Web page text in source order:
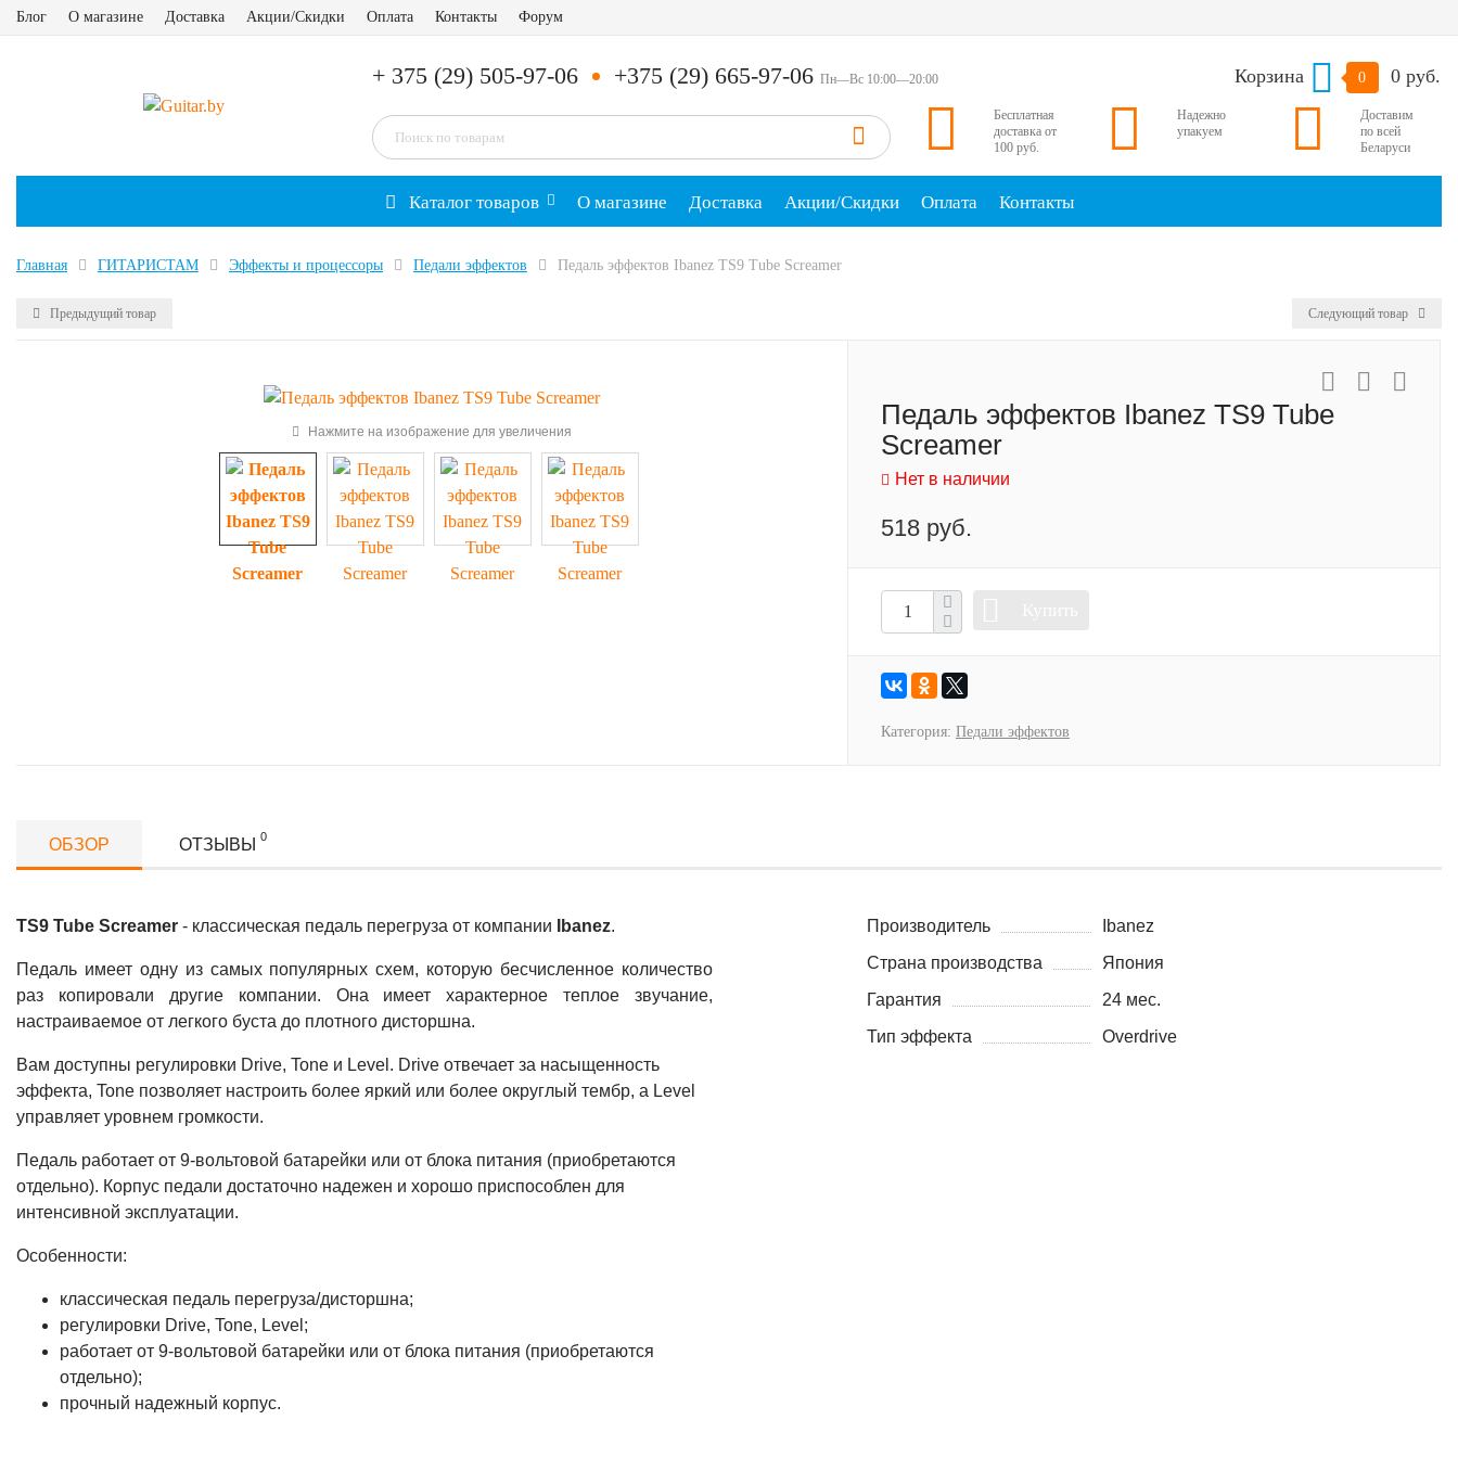
Блог О магазине Доставка Акции/Скидки Оплата Контакты Форум
+ 375 (29) 505-97-06 +375 (29) 665-97-06 Пн—Вс 10:00—20:00 Корзина 0 0 руб.
Бесплатная
доставка от
100 руб.
Надежно
упакуем
Доставим
по всей
Беларуси
Каталог товаров О магазине Доставка Акции/Скидки Оплата Контакты
Главная ГИТАРИСТАМ Эффекты и процессоры Педали эффектов Педаль эффектов Ibanez TS9 Tube Screamer
Предыдущий товар Следующий товар
Нажмите на изображение для увеличения
Педаль эффектов Ibanez TS9 Tube
Screamer
Нет в наличии
518 руб.
Категория: Педали эффектов
ОБЗОР ОТЗЫВЫ 0
TS9 Tube Screamer - классическая педаль перегруза от компании Ibanez.
Педаль имеет одну из самых популярных схем, которую бесчисленное количество
раз копировали другие компании. Она имеет характерное теплое звучание,
настраиваемое от легкого буста до плотного дисторшна.
Вам доступны регулировки Drive, Tone и Level. Drive отвечает за насыщенность
эффекта, Tone позволяет настроить более яркий или более округлый тембр, а Level
управляет уровнем громкости.
Педаль работает от 9-вольтовой батарейки или от блока питания (приобретаются
отдельно). Корпус педали достаточно надежен и хорошо приспособлен для
интенсивной эксплуатации.
Особенности:
классическая педаль перегруза/дисторшна;
регулировки Drive, Tone, Level;
работает от 9-вольтовой батарейки или от блока питания (приобретаются
отдельно);
прочный надежный корпус.
Производитель
Ibanez
Страна производства
Япония
Гарантия
24 мес.
Тип эффекта
Overdrive